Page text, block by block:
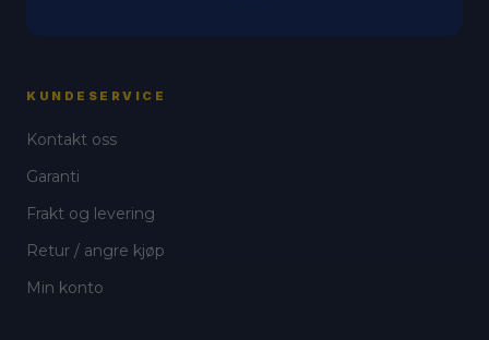
KUNDESERVICE
Kontakt oss
Garanti
Frakt og levering
Retur / angre kjøp
Min konto